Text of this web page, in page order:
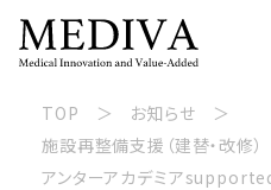
TOP
お知らせ
施設再整備支援（建替・改修）
アンターアカデミア